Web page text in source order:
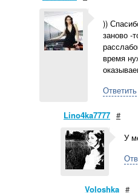
))
заново -
время
Ответить
Lino4ka7777 #
У
Voloshka #